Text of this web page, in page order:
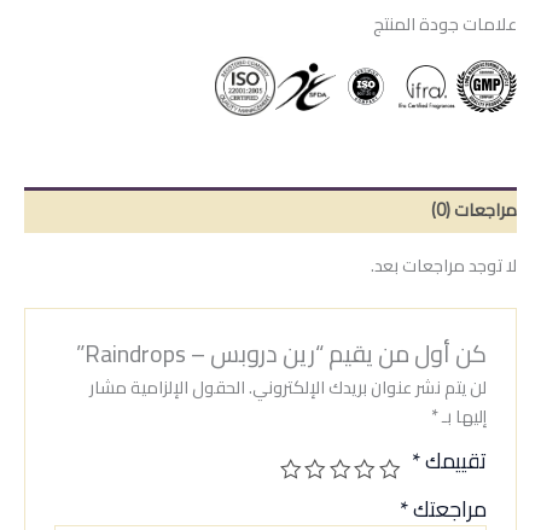
علامات جودة المنتج
مراجعات (0)
لا توجد مراجعات بعد.
كن أول من يقيم “رين دروبس – Raindrops”
لن يتم نشر عنوان بريدك الإلكتروني.الحقول الإلزامية مشار
إليها بـ*
تقييمك*
مراجعتك*